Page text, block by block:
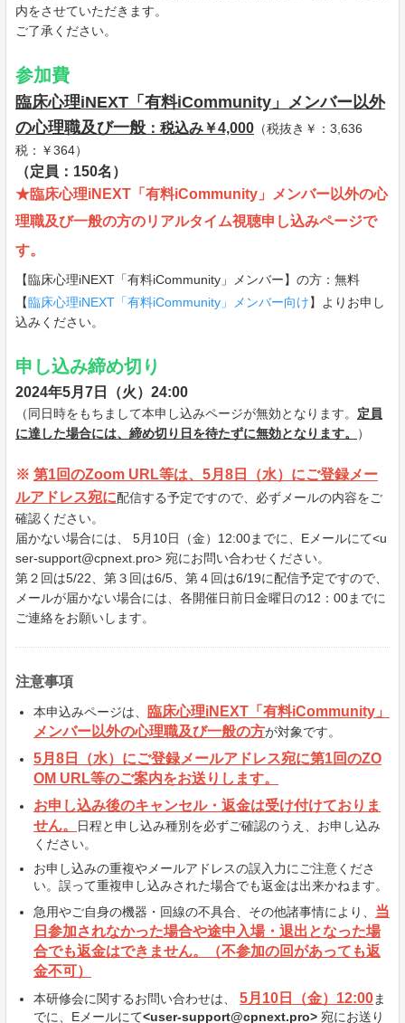
内をさせていただきます。
ご了承ください。
参加費
臨床心理iNEXT「有料iCommunity」メンバー以外
の心理職及び一般 ：税込み￥4,000 （税抜き￥：3,636
税：￥364）
（定員：150名）
★臨床心理iNEXT「有料iCommunity」メンバー以外の心
理職及び一般の方のリアルタイム視聴申し込みページで
す。
【臨床心理iNEXT「有料iCommunity」メンバー】の方 ：無料
【臨床心理iNEXT「有料iCommunity」メンバー向け】よりお申し
込みください。
申し込み締め切り
2024年5月7日（火）24:00
（同日時をもちまして本申し込みページが無効となります。 定員
に達した場合には、締め切り日を待たずに無効となります。
）
※ 第1回のZoom URL等は、5月8日（水）にご登録メー
ルアドレス宛に配信する予定ですので、必ずメールの内容をご
確認ください。
届かない場合には、
5月10日（金）12:00までに、Eメールにて<u
ser-support@cpnext.pro> 宛にお問い合わせください。
第２回は5/22、第３回は6/5、第４回は6/19に配信予定ですので、
メールが届かない場合には、各開催日前日金曜日の12：00までに
ご連絡をお願いします。
注意事項
本申込みページは、
臨床心理iNEXT「有料iCommunity」
メンバー以外の心理職及び一般の方が対象です。
5月8 日（水）にご登録メールアドレス宛に第1回のZO
OM URL等のご案内をお送りします。
お申し込み後のキャンセル・返金は受け付けておりま
せん。
日程と申し込み種別を必ずご確認のうえ、お申し込み
ください。
お申し込みの重複やメールアドレスの誤入力にご注意くださ
い。誤って重複申し込みされた場合でも返金は出来かねます。
急用やご自身の機器・回線の不具合、その他諸事情により、 当
日参加されなかった場合や途中入場・退出となった場
合でも返金はできません。（不参加の回があっても返
金不可）
本研修会に関するお問い合わせは、 5月10日（金）12:00ま
でに、Eメールにて<user-support@cpnext.pro> 宛にお送り